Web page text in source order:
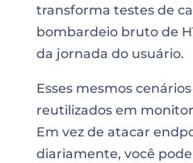
transforma testes de
bombardeio bruto de
da jornada do usuário.
Esses mesmos
reutilizados em
Em vez de atacar
diariamente, você